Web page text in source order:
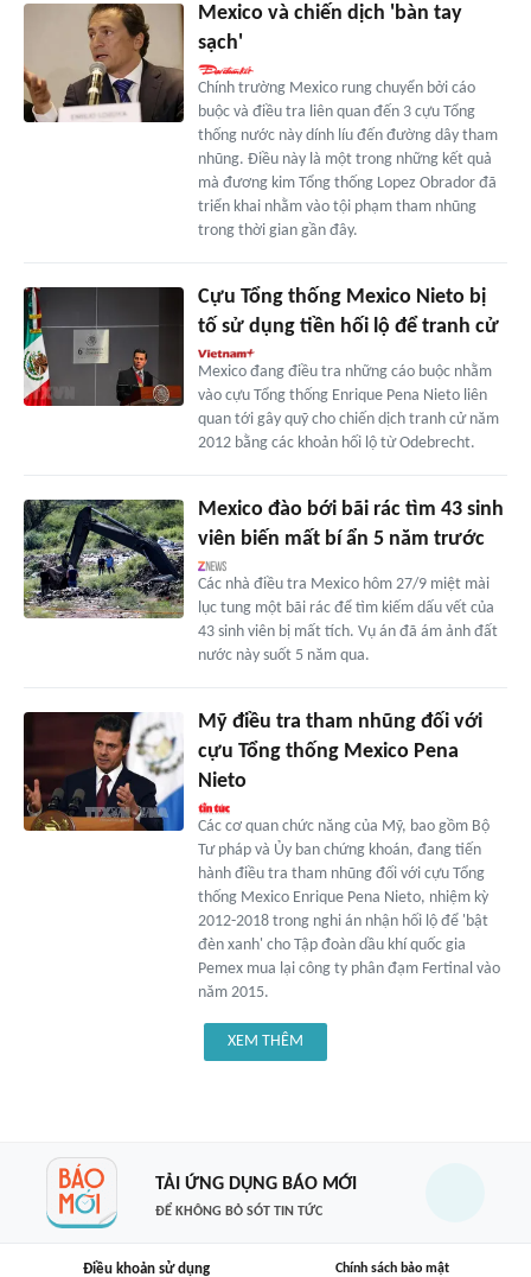
Mexico và chiến dịch 'bàn tay
sạch'
Chính trường Mexico rung chuyển bởi cáo
buộc và điều tra liên quan đến 3 cựu Tổng
thống nước này dính líu đến đường dây tham
nhũng. Điều này là một trong những kết quả
mà đương kim Tổng thống Lopez Obrador đã
triển khai nhằm vào tội phạm tham nhũng
trong thời gian gần đây.
Cựu Tổng thống Mexico Nieto bị
tố sử dụng tiền hối lộ để tranh cử
Mexico đang điều tra những cáo buộc nhằm
vào cựu Tổng thống Enrique Pena Nieto liên
quan tới gây quỹ cho chiến dịch tranh cử năm
2012 bằng các khoản hối lộ từ Odebrecht.
Mexico đào bới bãi rác tìm 43 sinh
viên biến mất bí ẩn 5 năm trước
Các nhà điều tra Mexico hôm 27/9 miệt mài
lục tung một bãi rác để tìm kiếm dấu vết của
43 sinh viên bị mất tích. Vụ án đã ám ảnh đất
nước này suốt 5 năm qua.
Mỹ điều tra tham nhũng đối với
cựu Tổng thống Mexico Pena
Nieto
Các cơ quan chức năng của Mỹ, bao gồm Bộ
Tư pháp và Ủy ban chứng khoán, đang tiến
hành điều tra tham nhũng đối với cựu Tổng
thống Mexico Enrique Pena Nieto, nhiệm kỳ
2012-2018 trong nghi án nhận hối lộ để 'bật
đèn xanh' cho Tập đoàn dầu khí quốc gia
Pemex mua lại công ty phân đạm Fertinal vào
năm 2015.
XEM THÊM
TẢI ỨNG DỤNG BÁO MỚI
ĐỂ KHÔNG BỎ SÓT TIN TỨC
Điều khoản sử dụng Chính sách bảo mật